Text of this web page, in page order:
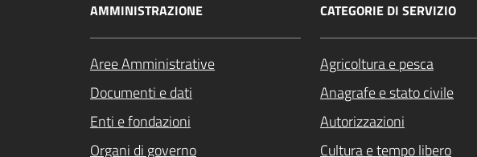
AMMINISTRAZIONE
Aree Amministrative
Documenti e dati
Enti e fondazioni
Organi di governo
CATEGORIE DI SERVIZIO
Agricoltura e pesca
Anagrafe e stato civile
Autorizzazioni
Cultura e tempo libero